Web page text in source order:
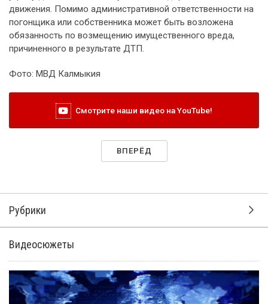
движения. Помимо административной ответственности на
погонщика или собственника может быть возложена
обязанность по возмещению имущественного вреда,
причиненного в результате ДТП.
Фото: МВД Калмыкия
Смотрите наши видео на YouTube!
ВПЕРЁД
Рубрики
Видеосюжеты